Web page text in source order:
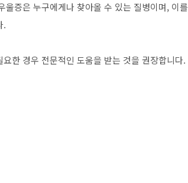
증은 누구에게나 찾아올 수 있는 질병이며, 이를
.
한 경우 전문적인 도움을 받는 것을 권장합니다.